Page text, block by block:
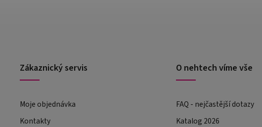
Zákaznický servis
Moje objednávka
Kontakty
O nehtech víme vše
FAQ - nejčastější dotazy
Katalog 2026